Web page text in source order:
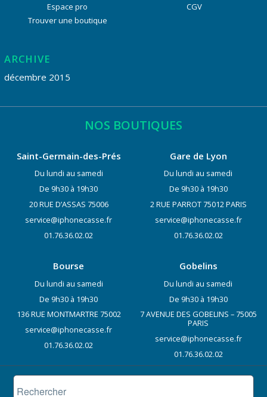
Espace pro
Trouver une boutique
CGV
ARCHIVE
décembre 2015
NOS BOUTIQUES
Saint-Germain-des-Prés
Du lundi au samedi
De 9h30 à 19h30
20 RUE D’ASSAS 75006
service@iphonecasse.fr
01.76.36.02.02
Gare de Lyon
Du lundi au samedi
De 9h30 à 19h30
2 RUE PARROT 75012 PARIS
service@iphonecasse.fr
01.76.36.02.02
Bourse
Du lundi au samedi
De 9h30 à 19h30
136 RUE MONTMARTRE 75002
service@iphonecasse.fr
01.76.36.02.02
Gobelins
Du lundi au samedi
De 9h30 à 19h30
7 AVENUE DES GOBELINS – 75005
PARIS
service@iphonecasse.fr
01.76.36.02.02